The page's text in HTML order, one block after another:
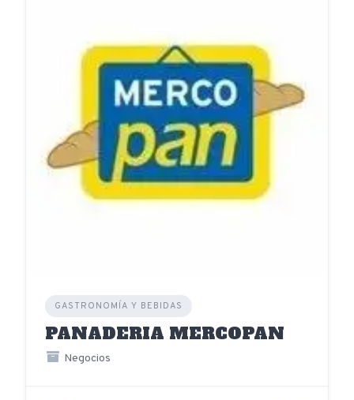
GASTRONOMÍA Y BEBIDAS
PANADERIA MERCOPAN
Negocios